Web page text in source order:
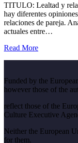
TITULO: Lealtad y
hay diferentes
relaciones de pareja.
actuales entre…
Read More
Funded by the
however those of the
reflect those of the
Culture Executive
Neither the European
for them.